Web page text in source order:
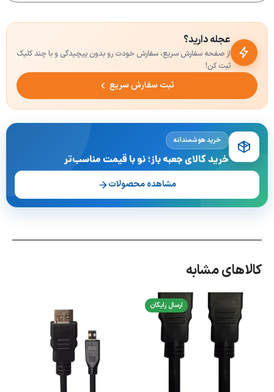
عجله دارید؟
از صفحه سفارش سریع، سفارش خودت رو بدون پیچیدگی و با چند کلیک
ثبت کن!
ثبت سفارش سریع
خرید هوشمندانه
خرید کالای جعبه باز؛ نو با قیمت مناسب‌تر
مشاهده محصولات
کالاهای مشابه
ارسال رایگان